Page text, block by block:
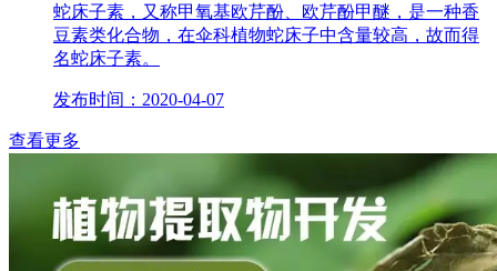
蛇床子素，又称甲氧基欧芹酚、欧芹酚甲醚，是一种香
豆素类化合物，在伞科植物蛇床子中含量较高，故而得
名蛇床子素。
发布时间：2020-04-07
查看更多